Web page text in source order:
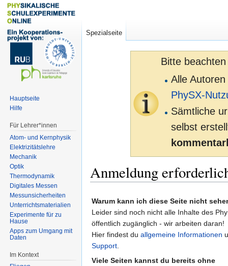
Bitte
Alle
PhySX-
Sämtliche
selbst
Anmeldung
Warum kann ich diese Seite nicht
Leider sind noch nicht alle Inhalte des
öffentlich zugänglich - wir arbeiten daran!
Hier findest du allgemeine Informationen
Support
Viele Seiten kannst du bereits ohne
Spezialseite
Hauptseite
Hilfe
Für Lehrer*innen
Atom- und Kernphysik
Elektrizitätslehre
Mechanik
Optik
Thermodynamik
Digitales Messen
Messunsicherheiten
Unterrichtsmaterialien
Experimente für zu
Hause
Apps zum Umgang mit
Daten
Im Kontext